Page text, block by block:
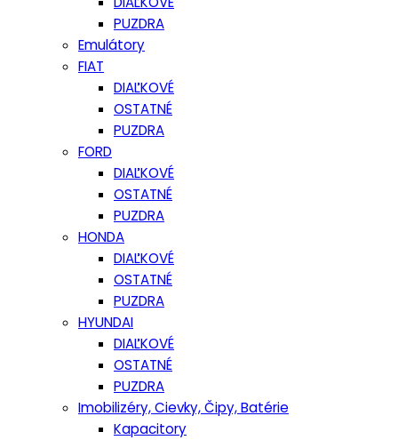
PUZDRA
Emulátory
FIAT
DIAĽKOVÉ
OSTATNÉ
PUZDRA
FORD
DIAĽKOVÉ
OSTATNÉ
PUZDRA
HONDA
DIAĽKOVÉ
OSTATNÉ
PUZDRA
HYUNDAI
DIAĽKOVÉ
OSTATNÉ
PUZDRA
Imobilizéry, Cievky, Čipy, Batérie
Kapacitory